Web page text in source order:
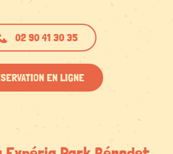
02 90 41 30 35
EN LIGNE